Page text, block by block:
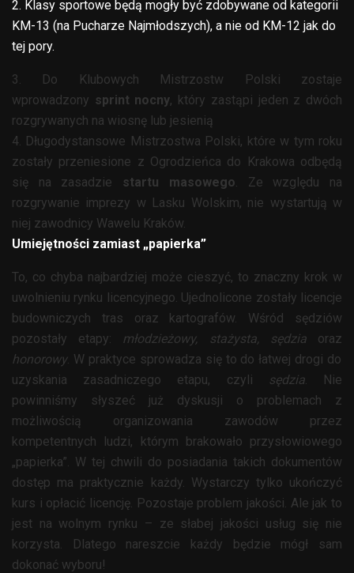
2. Klasy sportowe będą mogły być zdobywane od kategorii
KM-13 (na Pucharze Najmłodszych), a nie od KM-12 jak do
tej pory.
3. Do Klubowych Mistrzostw Polski zostaje
wprowadzony sprint nocny, który zastąpi jeden z dwóch
rozgrywanych na wiosnę lub jesienią
4. Długodystansowe Mistrzostwa Polski, które w tym roku
zostały przeniesione z Ogrodzieńca do Krakowa odbędą
się na zasadzie startu masowego . Ze względu na
rozgrywanie imprezy w Lasku Wolskim, nie wystartują w
niej zawodnicy Wawelu Kraków.
Umiejętności zamiast „papierka”
To, co chyba najbardziej może cieszyć, to znaczny krok w
uwolnieniu rynku licencyjnego. Ujednolicone zostały licencje
budowniczych tras oraz kartografów. Wśród sędziów
pozostały etapy: młodzieżowy, stażysta, sędzia oraz
honorowy. W praktyce sprowadza się to do łatwej drogi do
uzyskania zasadniczego etapu, czyli
sędzia. Nie
powinniśmy słyszeć już dyskusji o problemach z
możliwością organizowania zawodów przez
kompetentnych ludzi, którym brakowało przysłowiowego
„papierka”. W tej chwili do posiadania takich dokumentów
dostęp ma praktycznie każdy. Wystarczy tylko ukończyć
kurs i opłacić licencję. Pozostaje problem jakości. Ale jak to
jest na wolnym rynku – ze słabej jakości usług się nie
korzysta. Dlatego nareszcie każdy będzie mógł sam
dokonać wyboru!